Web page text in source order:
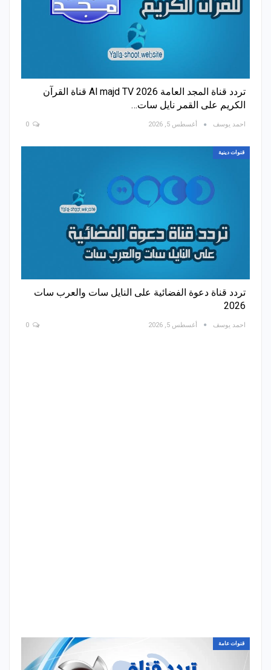
تردد قناة المجد العامة Al majd TV 2026 قناة القرآن
الكريم على القمر نايل سات…
احمد يوسف أغسطس 5, 2026
قنوات دينية
تردد قناة دعوة الفضائية على النايل سات والعرب سات
2026
احمد يوسف أغسطس 5, 2026
قنوات عامة